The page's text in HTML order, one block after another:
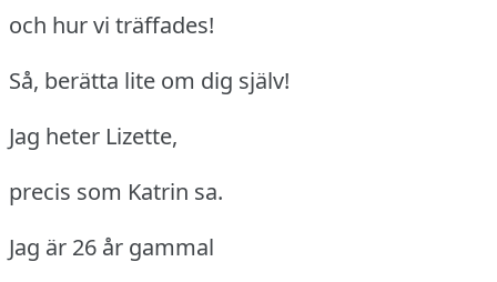
och hur vi träffades!
Så, berätta lite om dig själv!
Jag heter Lizette,
precis som Katrin sa.
Jag är 26 år gammal